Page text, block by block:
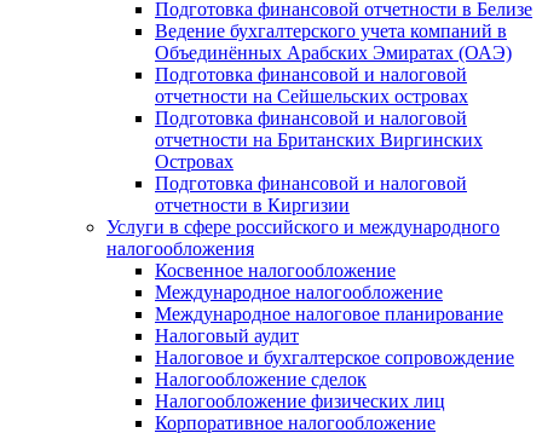
Подготовка финансовой отчетности в Белизе
Ведение бухгалтерского учета компаний в
Объединённых Арабских Эмиратах (ОАЭ)
Подготовка финансовой и налоговой
отчетности на Сейшельских островах
Подготовка финансовой и налоговой
отчетности на Британских Виргинских
Островах
Подготовка финансовой и налоговой
отчетности в Киргизии
Услуги в сфере российского и международного
налогообложения
Косвенное налогообложение
Международное налогообложение
Международное налоговое планирование
Налоговый аудит
Налоговое и бухгалтерское сопровождение
Налогообложение сделок
Налогообложение физических лиц
Корпоративное налогообложение